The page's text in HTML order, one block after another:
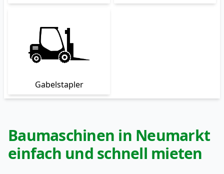
Gabelstapler
Baumaschinen in Neumarkt
einfach und schnell mieten